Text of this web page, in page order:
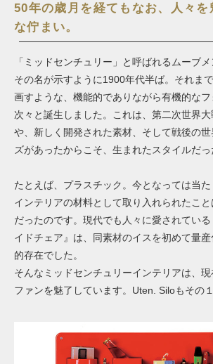
50年の歳月を経てもなお、人々を
な佇まい。
「ミッドセンチュリー」と呼ばれるムーブメ
その名が示すように1900年代半ば。それま
画すような、機能的でありながら有機的な
次々と誕生しました。これは、第二次世界
や、新しく開発された素材、そして戦後の
ズがあったからこそ、生まれたスタイルだっ
たとえば、プラスチック。今となっては当た
インテリアの材料として取り入れられたこ
だったのです。現代でも人々に愛されてい
イドチェア』は、同素材のイスを初めて量
的存在でした。
そんなミッドセンチュリーインテリアは、
ファンを魅了しています。Uten. Siloもその１